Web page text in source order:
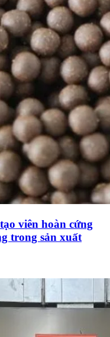
viên hoàn cứng
trong sản xuất